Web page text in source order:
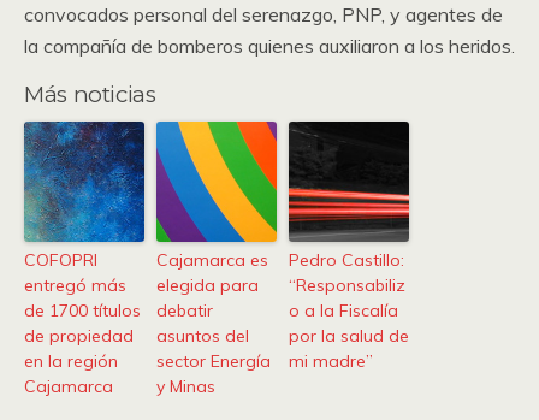
convocados personal del serenazgo, PNP, y agentes de
la compañía de bomberos quienes auxiliaron a los heridos.
Más noticias
COFOPRI
entregó más
de 1700 títulos
de propiedad
en la región
Cajamarca
Cajamarca es
elegida para
debatir
asuntos del
sector Energía
y Minas
Pedro Castillo:
“Responsabiliz
o a la Fiscalía
por la salud de
mi madre”